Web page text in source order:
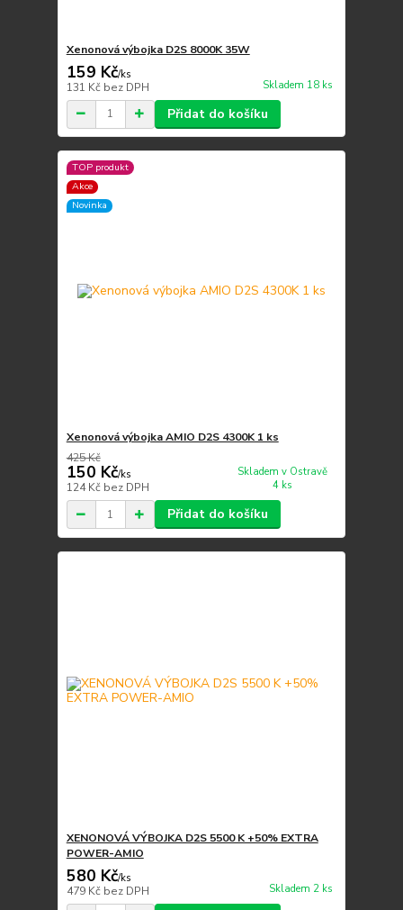
Xenonová výbojka D2S 8000K 35W
159 Kč/ks
131 Kč bez DPH Skladem 18 ks
Přidat do košíku
TOP produkt
Akce
Novinka
Xenonová výbojka AMIO D2S 4300K 1 ks
425 Kč
150 Kč/ks
124 Kč bez DPH
Skladem v Ostravě
4 ks
Přidat do košíku
XENONOVÁ VÝBOJKA D2S 5500 K +50% EXTRA
POWER-AMIO
580 Kč/ks
479 Kč bez DPH Skladem 2 ks